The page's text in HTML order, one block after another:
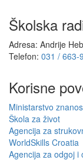
Školska
Adresa: Andrije
Telefon: 031 / 663-
Korisne
Ministarstvo
Škola za život
Agencija za
WorldSkills Croatia
Agencija za odgoj i